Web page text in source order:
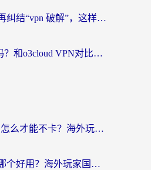
海外党必看：别再纠结“vpn 破解”，这样选回国加速器才能真正无缝访问国内资源
Malus VPN好用吗？和o3cloud VPN对比哪个回国效果更好？
澳洲打逆水寒OL怎么才能不卡？海外玩家国服游戏加速终极指南（附梦幻模拟战地铁跑酷解决办法）
艾希国外加速器哪个好用？海外玩家国服游戏畅玩终极指南（附欧洲玩鸣潮街头篮球实测）